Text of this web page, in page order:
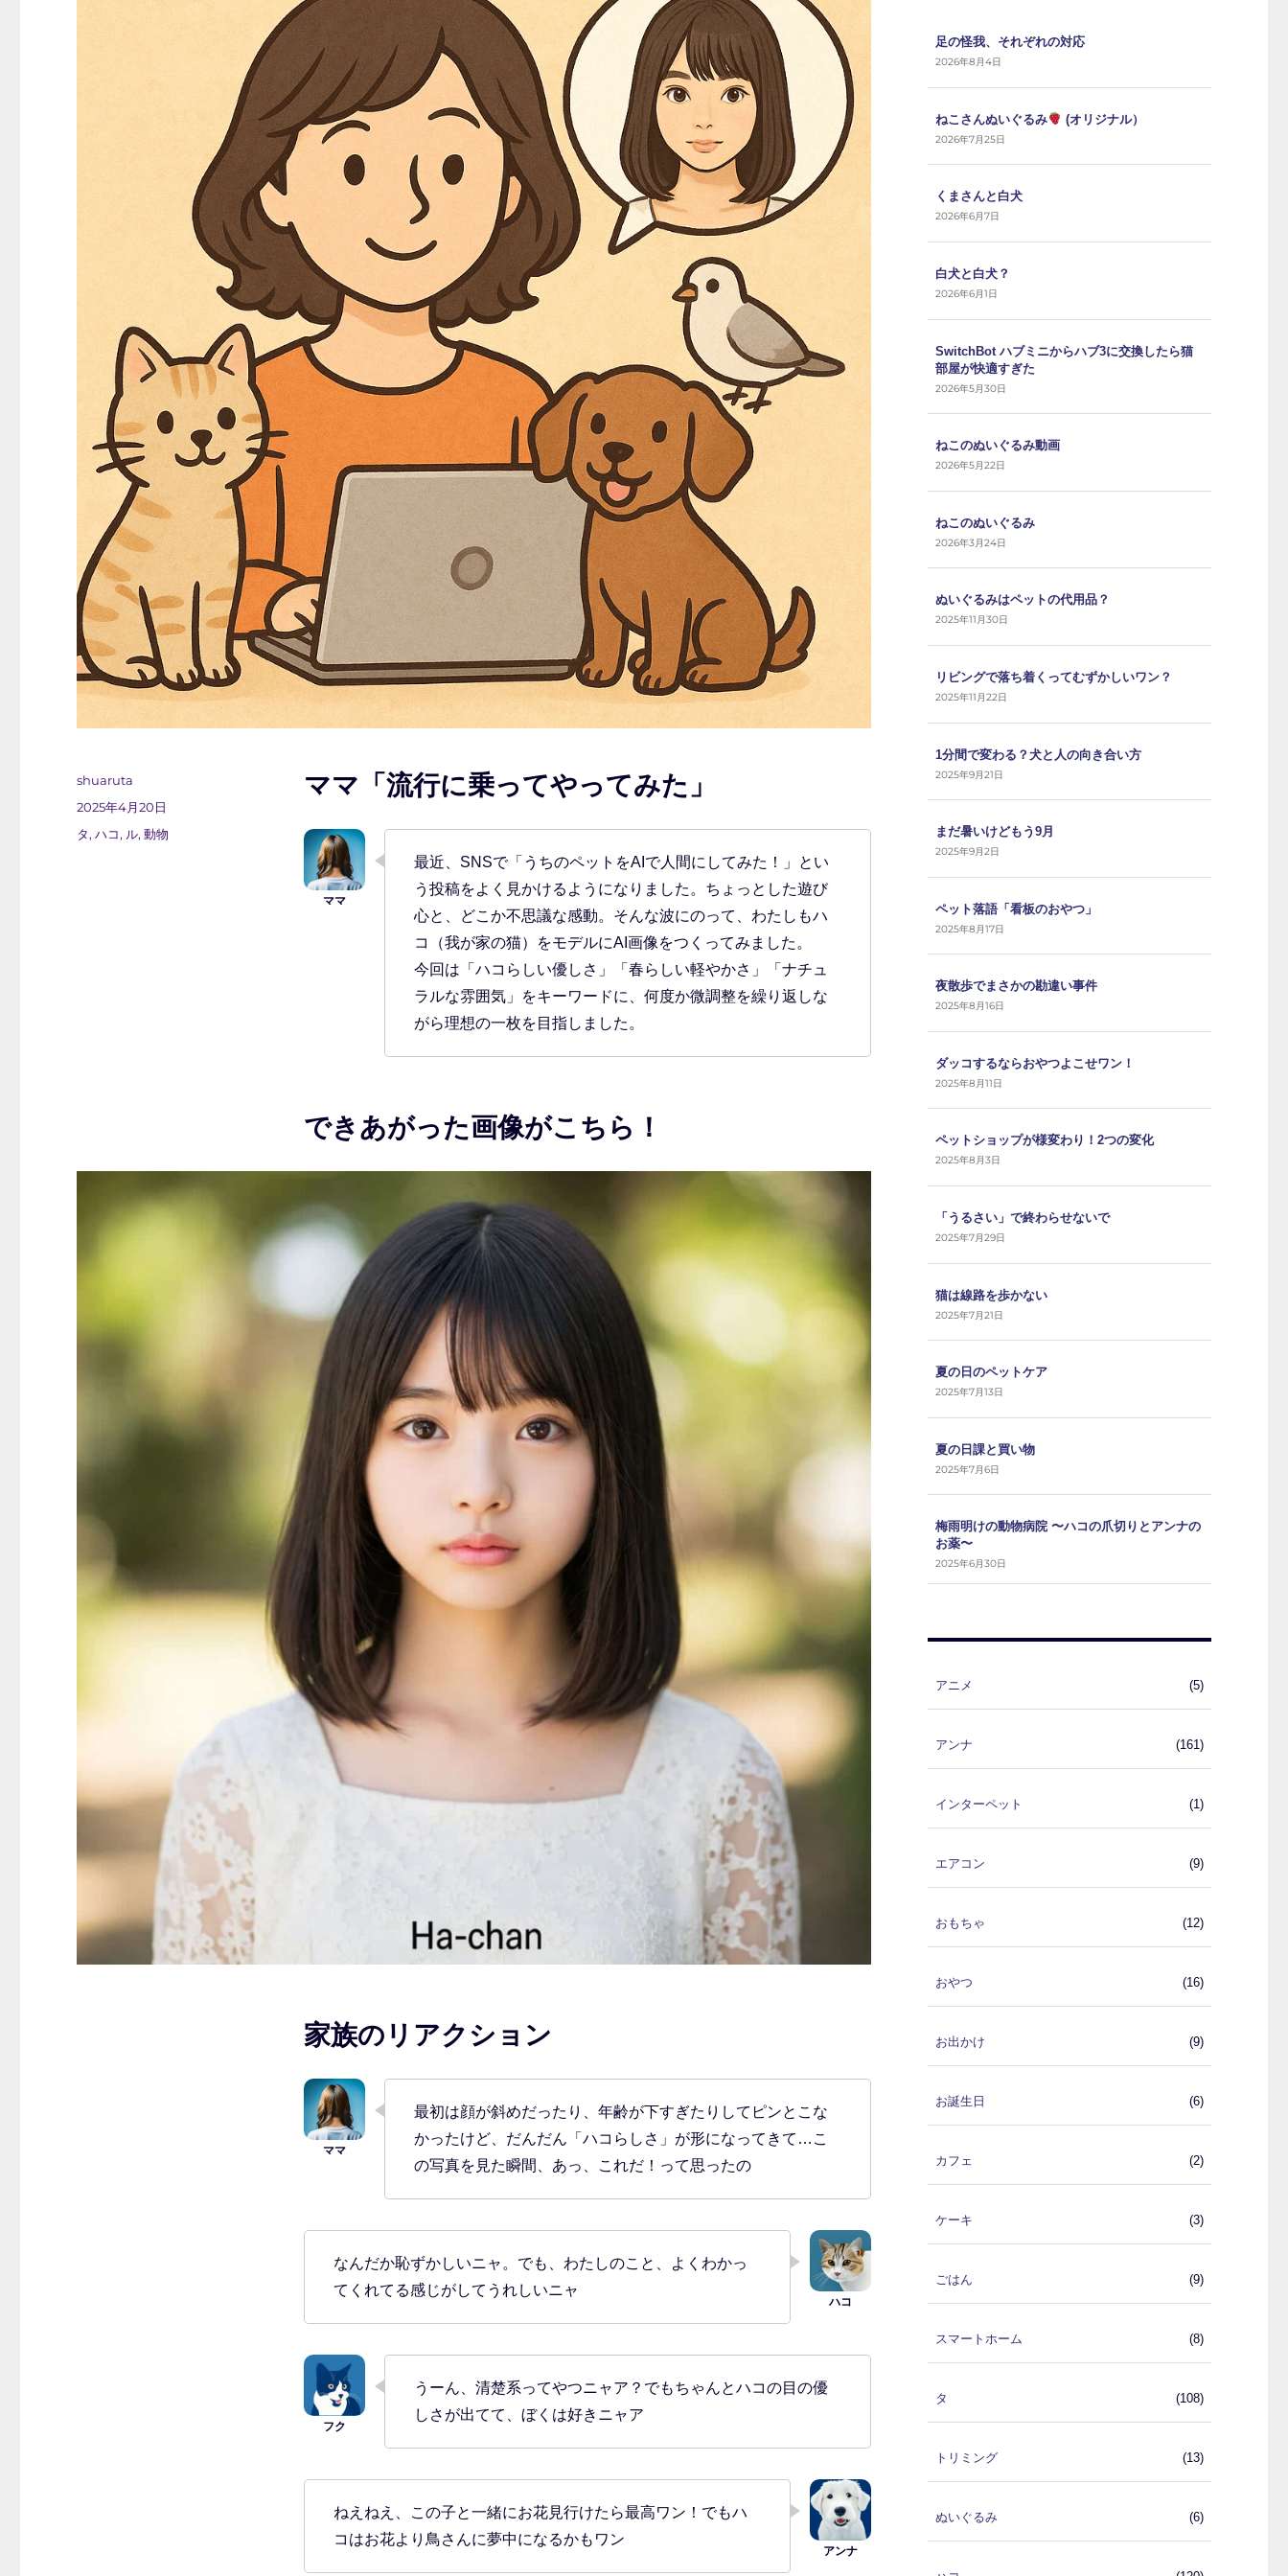
ママ「流行に乗ってやってみた」
最近、SNSで「うちのペットをAIで人間にしてみた！」とい
う投稿をよく見かけるようになりました。ちょっとした遊び
心と、どこか不思議な感動。そんな波にのって、わたしもハ
コ（我が家の猫）をモデルにAI画像をつくってみました。
今回は「ハコらしい優しさ」「春らしい軽やかさ」「ナチュ
ラルな雰囲気」をキーワードに、何度か微調整を繰り返しな
がら理想の一枚を目指しました。
できあがった画像がこちら！
家族のリアクション
最初は顔が斜めだったり、年齢が下すぎたりしてピンとこな
かったけど、だんだん「ハコらしさ」が形になってきて…こ
の写真を見た瞬間、あっ、これだ！って思ったの
なんだか恥ずかしいニャ。でも、わたしのこと、よくわかっ
てくれてる感じがしてうれしいニャ
うーん、清楚系ってやつニャア？でもちゃんとハコの目の優
しさが出てて、ぼくは好きニャア
ねえねえ、この子と一緒にお花見行けたら最高ワン！でもハ
コはお花より鳥さんに夢中になるかもワン
投
稿
shuaruta
投
稿
2025年4月20日
カ
タ,ハコ, ル,動物
足の怪我、それぞれの対応
2026年8月4日
ねこさんぬいぐるみ (オリジナル）
2026年7月25日
くまさんと白犬
2026年6月7日
白犬と白犬？
2026年6月1日
SwitchBot ハブミニからハブ3に交換したら猫
部屋が快適すぎた
2026年5月30日
ねこのぬいぐるみ動画
2026年5月22日
ねこのぬいぐるみ
2026年3月24日
ぬいぐるみはペットの代用品？
2025年11月30日
リビングで落ち着くってむずかしいワン？
2025年11月22日
1分間で変わる？犬と人の向き合い方
2025年9月21日
まだ暑いけどもう9月
2025年9月2日
ペット落語「看板のおやつ」
2025年8月17日
夜散歩でまさかの勘違い事件
2025年8月16日
ダッコするならおやつよこせワン！
2025年8月11日
ペットショップが様変わり！2つの変化
2025年8月3日
「うるさい」で終わらせないで
2025年7月29日
猫は線路を歩かない
2025年7月21日
夏の日のペットケア
2025年7月13日
夏の日課と買い物
2025年7月6日
梅雨明けの動物病院 〜ハコの爪切りとアンナの
お薬〜
2025年6月30日
アニメ (5)
アンナ (161)
インターペット (1)
エアコン (9)
おもちゃ (12)
おやつ (16)
お出かけ (9)
お誕生日 (6)
カフェ (2)
ケーキ (3)
ごはん (9)
スマートホーム (8)
タ (108)
トリミング (13)
ぬいぐるみ (6)